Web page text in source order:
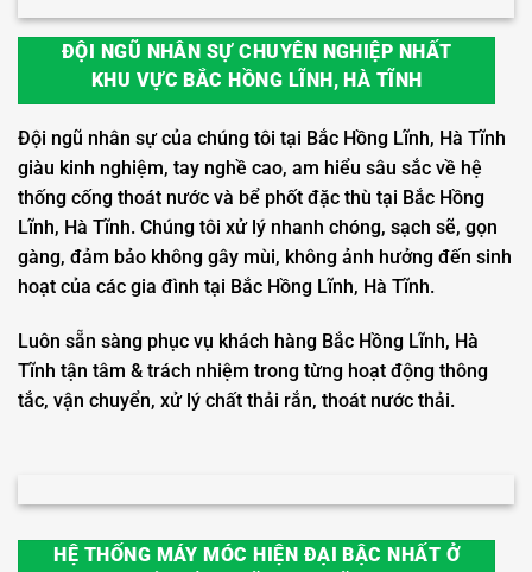
ĐỘI NGŨ NHÂN SỰ CHUYÊN NGHIỆP NHẤT
KHU VỰC BẮC HỒNG LĨNH, HÀ TĨNH
Đội ngũ nhân sự của chúng tôi tại Bắc Hồng Lĩnh, Hà Tĩnh
giàu kinh nghiệm, tay nghề cao, am hiểu sâu sắc về hệ
thống cống thoát nước và bể phốt đặc thù tại Bắc Hồng
Lĩnh, Hà Tĩnh. Chúng tôi xử lý nhanh chóng, sạch sẽ, gọn
gàng, đảm bảo không gây mùi, không ảnh hưởng đến sinh
hoạt của các gia đình tại Bắc Hồng Lĩnh, Hà Tĩnh.
Luôn sẵn sàng phục vụ khách hàng Bắc Hồng Lĩnh, Hà
Tĩnh tận tâm & trách nhiệm trong từng hoạt động thông
tắc, vận chuyển, xử lý chất thải rắn, thoát nước thải.
HỆ THỐNG MÁY MÓC HIỆN ĐẠI BẬC NHẤT Ở